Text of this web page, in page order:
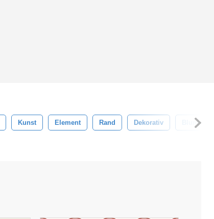
Kunst Element Rand Dekorativ Blumen-